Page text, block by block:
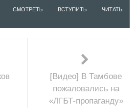
СМОТРЕТЬ ВСТУПИТЬ ЧИТАТЬ
[Видео] В Тамбове
пожаловались на
«ЛГБТ-пропаганду»